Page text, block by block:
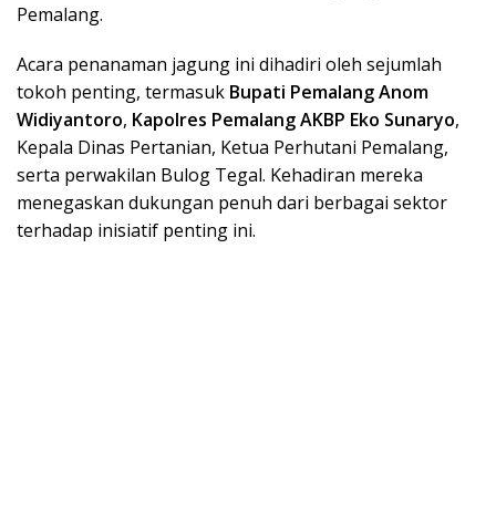
Pemalang.
Acara penanaman jagung ini dihadiri oleh sejumlah
tokoh penting, termasuk Bupati Pemalang Anom
Widiyantoro, Kapolres Pemalang AKBP Eko Sunaryo,
Kepala Dinas Pertanian, Ketua Perhutani Pemalang,
serta perwakilan Bulog Tegal. Kehadiran mereka
menegaskan dukungan penuh dari berbagai sektor
terhadap inisiatif penting ini.